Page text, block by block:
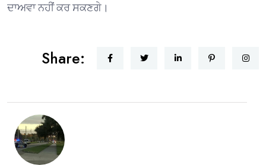
ਦਾਅਵਾ ਨਹੀਂ ਕਰ ਸਕਣਗੇ।
Share: